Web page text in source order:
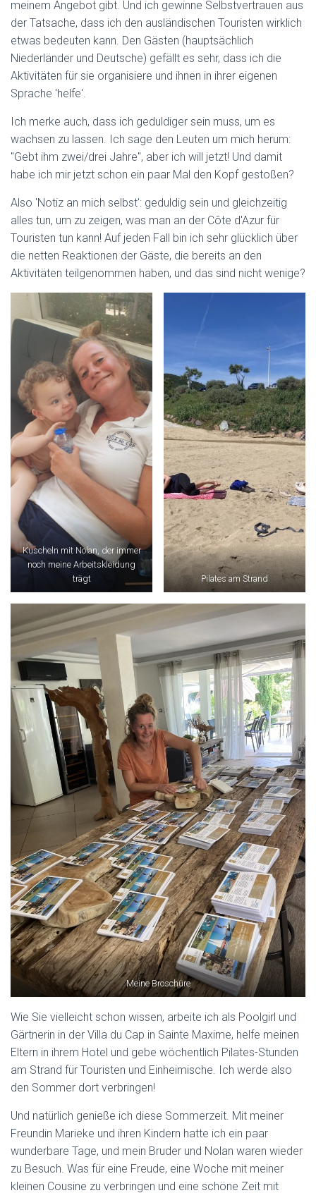
meinem Angebot gibt. Und ich gewinne Selbstvertrauen aus
der Tatsache, dass ich den ausländischen Touristen wirklich
etwas bedeuten kann. Den Gästen (hauptsächlich
Niederländer und Deutsche) gefällt es sehr, dass ich die
Aktivitäten für sie organisiere und ihnen in ihrer eigenen
Sprache 'helfe'.
Ich merke auch, dass ich geduldiger sein muss, um es
wachsen zu lassen. Ich sage den Leuten um mich herum:
"Gebt ihm zwei/drei Jahre", aber ich will jetzt! Und damit
habe ich mir jetzt schon ein paar Mal den Kopf gestoßen?
Also 'Notiz an mich selbst': geduldig sein und gleichzeitig
alles tun, um zu zeigen, was man an der Côte d'Azur für
Touristen tun kann! Auf jeden Fall bin ich sehr glücklich über
die netten Reaktionen der Gäste, die bereits an den
Aktivitäten teilgenommen haben, und das sind nicht wenige?
Kuscheln mit Nolan, der immer
noch meine Arbeitskleidung
trägt
Pilates am Strand
Meine Broschüre
Wie Sie vielleicht schon wissen, arbeite ich als Poolgirl und
Gärtnerin in der Villa du Cap in Sainte Maxime, helfe meinen
Eltern in ihrem Hotel und gebe wöchentlich Pilates-Stunden
am Strand für Touristen und Einheimische. Ich werde also
den Sommer dort verbringen!
Und natürlich genieße ich diese Sommerzeit. Mit meiner
Freundin Marieke und ihren Kindern hatte ich ein paar
wunderbare Tage, und mein Bruder und Nolan waren wieder
zu Besuch. Was für eine Freude, eine Woche mit meiner
kleinen Cousine zu verbringen und eine schöne Zeit mit